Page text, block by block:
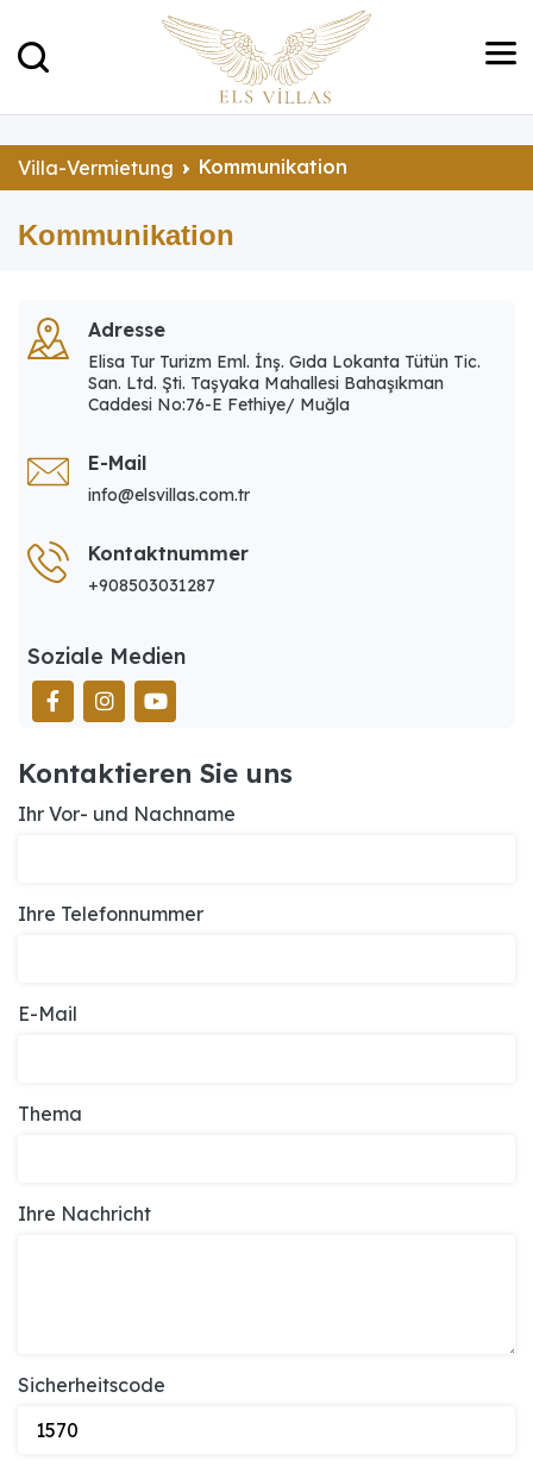
Villa-Vermietung Kommunikation
Kommunikation
Adresse
Elisa Tur Turizm Eml. İnş. Gıda Lokanta Tütün Tic.
San. Ltd. Şti. Taşyaka Mahallesi Bahaşıkman
Caddesi No:76-E Fethiye/ Muğla
E-Mail
info@elsvillas.com.tr
Kontaktnummer
+908503031287
Soziale Medien
Kontaktieren Sie uns
Ihr Vor- und Nachname
Ihre Telefonnummer
E-Mail
Thema
Ihre Nachricht
Sicherheitscode